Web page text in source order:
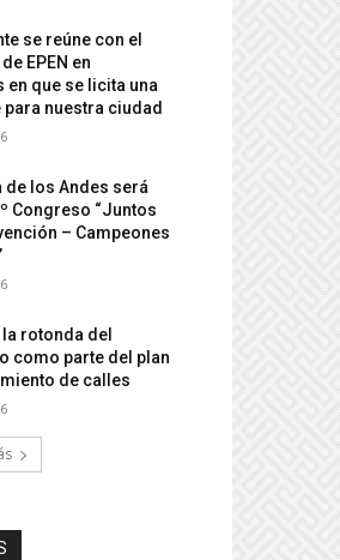
se reúne con el
EPEN en
en que se licita una
para nuestra ciudad
de los Andes será
Congreso “Juntos
– Campeones
rotonda del
como parte del plan
de calles